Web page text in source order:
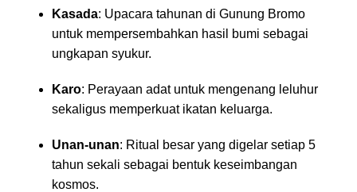
Kasada: Upacara tahunan di Gunung Bromo
untuk mempersembahkan hasil bumi sebagai
ungkapan syukur.
Karo: Perayaan adat untuk mengenang leluhur
sekaligus memperkuat ikatan keluarga.
Unan-unan: Ritual besar yang digelar setiap 5
tahun sekali sebagai bentuk keseimbangan
kosmos.